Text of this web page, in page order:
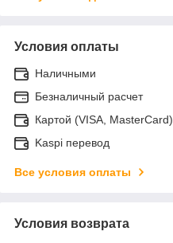
Условия оплаты
Наличными
Безналичный расчет
Картой (VISA, MasterCard)
Kaspi перевод
Все условия оплаты
Условия возврата